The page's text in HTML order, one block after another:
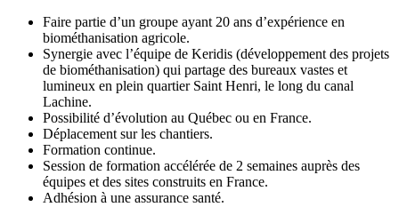
Faire partie d’un groupe ayant 20 ans d’expérience en
biométhanisation agricole.
Synergie avec l’équipe de Keridis (développement des projets
de biométhanisation) qui partage des bureaux vastes et
lumineux en plein quartier Saint Henri, le long du canal
Lachine.
Possibilité d’évolution au Québec ou en France.
Déplacement sur les chantiers.
Formation continue.
Session de formation accélérée de 2 semaines auprès des
équipes et des sites construits en France.
Adhésion à une assurance santé.